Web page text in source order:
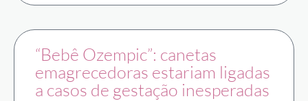
“Bebê Ozempic”: canetas
emagrecedoras estariam ligadas
a casos de gestação inesperadas